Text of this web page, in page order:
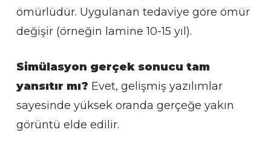
ömürlüdür. Uygulanan tedaviye göre ömür
değişir (örneğin lamine 10-15 yıl).
Simülasyon gerçek sonucu tam
yansıtır mı? Evet, gelişmiş yazılımlar
sayesinde yüksek oranda gerçeğe yakın
görüntü elde edilir.